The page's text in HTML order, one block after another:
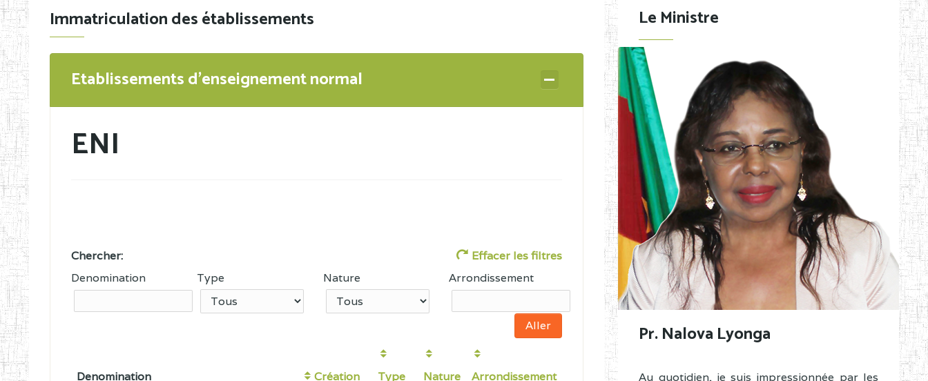
Organigramme
Demande de subvention
Immatriculation des établissements
Etablissements d'enseignement normal
ENI
Chercher:
Effacer les filtres
Denomination
Type Nature Arrondissement
Denomination Création Type Nature Arrondissement
Le Ministre
Pr. Nalova Lyonga
Au quotidien, je suis impressionnée par les